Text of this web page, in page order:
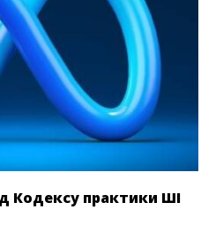
Кодексу практики ШІ